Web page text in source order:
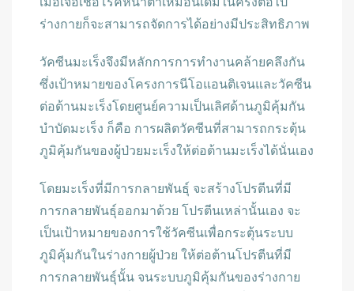
ร่างกายก็จะสามารถจัดการได้อย่างมีประสิทธิภาพ
วัคซีนมะเร็งจึงมีหลักการการทำงานคล้ายคลึงกัน
ซึ่งเป้าหมายของโครงการนีโอแอนติเจนและวัคซีน
ต่อต้านมะเร็งโดยศูนย์ความเป็นเลิศด้านภูมิคุ้มกัน
บำบัดมะเร็ง ก็คือ การผลิตวัคซีนที่สามารถกระตุ้น
ภูมิคุ้มกันของผู้ป่วยมะเร็งให้ต่อต้านมะเร็งได้นั่นเอง
โดยมะเร็งที่มีการกลายพันธุ์ จะสร้างโปรตีนที่มี
การกลายพันธุ์ออกมาด้วย โปรตีนเหล่านั้นเอง จะ
เป็นเป้าหมายของการใช้วัคซีนเพื่อกระตุ้นระบบ
ภูมิคุ้มกันในร่างกายผู้ป่วย ให้ต่อต้านโปรตีนที่มี
การกลายพันธุ์นั้น จนระบบภูมิคุ้มกันของร่างกาย